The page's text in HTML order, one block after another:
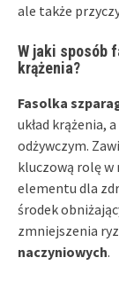
ale także
W jaki sposób
krążenia?
Fasolka
układ krążenia,
odżywczym.
kluczową rolę
elementu dla
środek
zmniejszenia
naczyniowych.